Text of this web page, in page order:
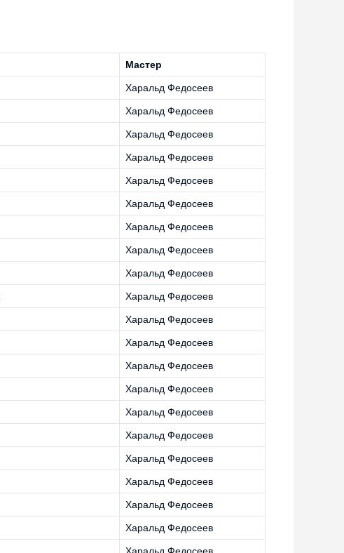
Мастер
Харальд Федосеев
Харальд Федосеев
Харальд Федосеев
Харальд Федосеев
Харальд Федосеев
Харальд Федосеев
Харальд Федосеев
Харальд Федосеев
Харальд Федосеев
Харальд Федосеев
Харальд Федосеев
Харальд Федосеев
Харальд Федосеев
Харальд Федосеев
Харальд Федосеев
Харальд Федосеев
Харальд Федосеев
Харальд Федосеев
Харальд Федосеев
Харальд Федосеев